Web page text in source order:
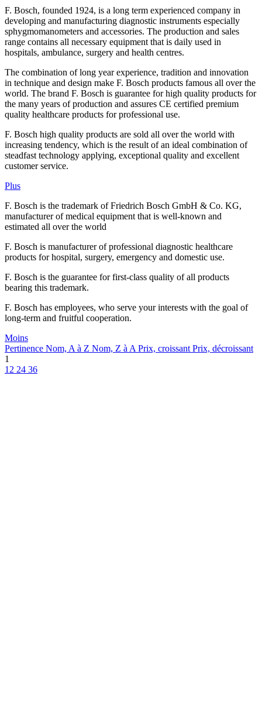
F. Bosch, founded 1924, is a long term experienced company in
developing and manufacturing diagnostic instruments especially
sphygmomanometers and accessories. The production and sales
range contains all necessary equipment that is daily used in
hospitals, ambulance, surgery and health centres.
The combination of long year experience, tradition and innovation
in technique and design make F. Bosch products famous all over the
world. The brand F. Bosch is guarantee for high quality products for
the many years of production and assures CE certified premium
quality healthcare products for professional use.
F. Bosch high quality products are sold all over the world with
increasing tendency, which is the result of an ideal combination of
steadfast technology applying, exceptional quality and excellent
customer service.
Plus
F. Bosch is the trademark of Friedrich Bosch GmbH & Co. KG,
manufacturer of medical equipment that is well-known and
estimated all over the world
F. Bosch is manufacturer of professional diagnostic healthcare
products for hospital, surgery, emergency and domestic use.
F. Bosch is the guarantee for first-class quality of all products
bearing this trademark.
F. Bosch has employees, who serve your interests with the goal of
long-term and fruitful cooperation.
Moins
Pertinence Nom, A à Z Nom, Z à APrix, croissantPrix, décroissant
1
12 24 36